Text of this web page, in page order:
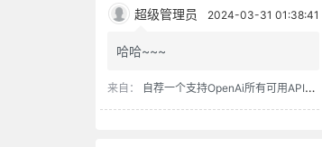
超级管理员 2024-03-31 01:38:41
哈哈~~~
来自： 自荐一个支持OpenAi所有可用API的chatgpt-spring-boot-starter